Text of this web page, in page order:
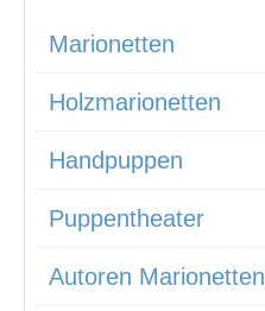
Marionetten
Holzmarionetten
Handpuppen
Puppentheater
Autoren Marionetten